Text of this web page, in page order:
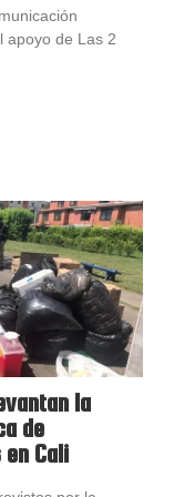
apoyo de Las 2
la
de
en Cali